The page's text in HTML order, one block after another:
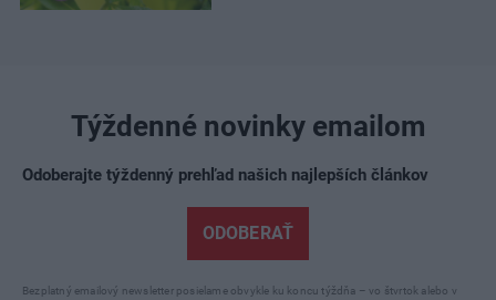
Týždenné novinky emailom
Odoberajte týždenný prehľad našich najlepších článkov
ODOBERAŤ
Bezplatný emailový newsletter posielame obvykle ku koncu týždňa – vo štvrtok alebo v